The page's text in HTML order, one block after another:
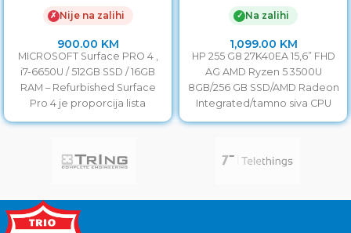
✗ Nije na zalihi
900.00 KM
MICROSOFT Surface PRO 4 ,
i7-6650U / 512GB SSD / 16GB
RAM – Refurbished Surface
Pro 4 je proporcija lista
✓ Na zalihi
1,099.00 KM
HP 255 G8 27K40EA 15,6” FHD
AG AMD Ryzen 5 3500U
8GB/256 GB SSD/AMD Radeon
Integrated/tamno siva CPU
AMD Ryzen